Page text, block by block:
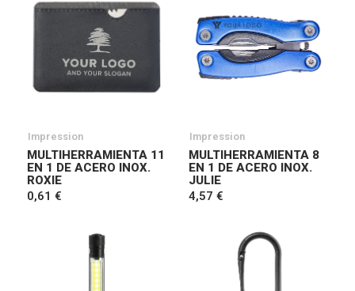
Impression
MULTIHERRAMIENTA 11
EN 1 DE ACERO INOX.
ROXIE
0,61 €
Impression
MULTIHERRAMIENTA 8
EN 1 DE ACERO INOX.
JULIE
4,57 €